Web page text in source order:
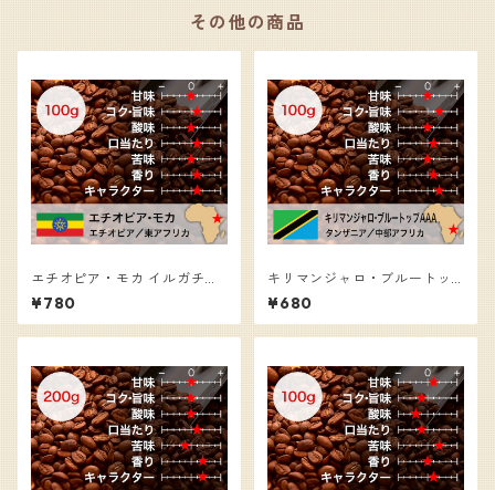
その他の商品
エチオピア・モカ イルガチェ
ッフェ・グレード１／コーヒ
ー豆（100g）
¥780
キリマンジャロ・ブルートッ
プAA／コーヒー豆（100g）
¥680